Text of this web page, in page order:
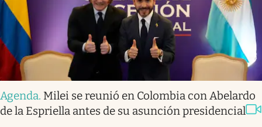
Agenda. Milei se reunió en Colombia con Abelardo
de la Espriella antes de su asunción presidencial